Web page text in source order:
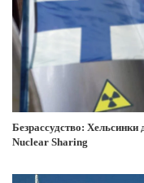
Безрассудство:
Nuclear Sharing